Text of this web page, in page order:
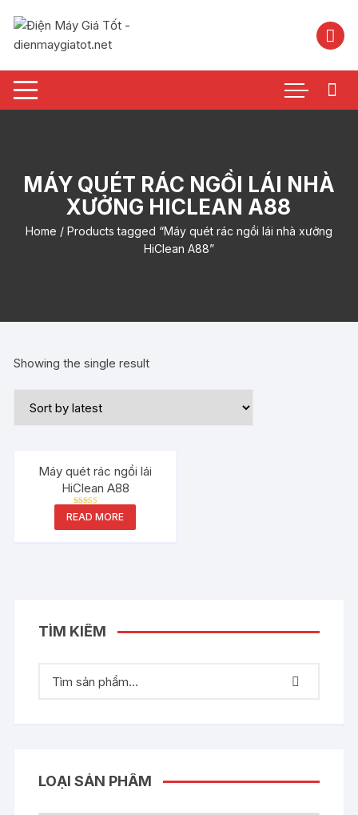
nội
MÁY QUÉT RÁC NGỒI LÁI NHÀ
XƯỞNG HICLEAN A88
Home / Products tagged “Máy quét rác ngồi lái nhà xưởng
HiClean A88”
Showing the single result
Máy quét rác ngồi lái
HiClean A88
Rated
5.00
READ MORE
TÌM KIẾM
LOẠI SẢN PHẨM